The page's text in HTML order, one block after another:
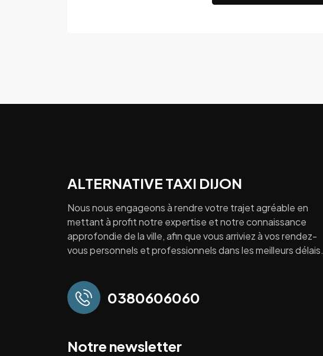
ALTERNATIVE TAXI DIJON
Nous nous engageons à rendre votre trajet agréable en
mettant à profit notre expertise et notre connaissance
approfondie de la ville, afin que vous arriviez à vos rendez-
vous personnels et professionnels dans les meilleurs délais.
0380606060
Notre newsletter